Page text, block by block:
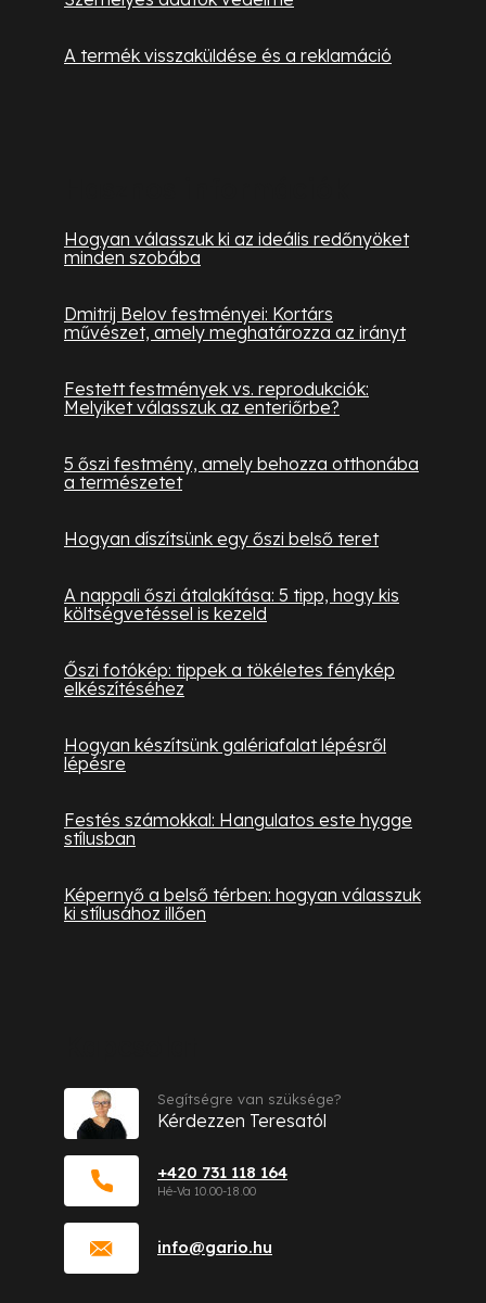
A termék visszaküldése és a reklamáció
Hogyan válasszuk ki az ideális redőnyöket
minden szobába
Dmitrij Belov festményei: Kortárs
művészet, amely meghatározza az irányt
Festett festmények vs. reprodukciók:
Melyiket válasszuk az enteriőrbe?
5 őszi festmény, amely behozza otthonába
a természetet
Hogyan díszítsünk egy őszi belső teret
A nappali őszi átalakítása: 5 tipp, hogy kis
költségvetéssel is kezeld
Őszi fotókép: tippek a tökéletes fénykép
elkészítéséhez
Hogyan készítsünk galériafalat lépésről
lépésre
Festés számokkal: Hangulatos este hygge
stílusban
Képernyő a belső térben: hogyan válasszuk
ki stílusához illően
info@gario.hu
+420 731 118 164
Segítségre van szüksége?
Kérdezzen Teresatól